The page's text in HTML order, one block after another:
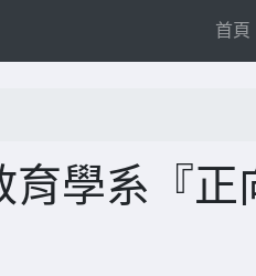
首頁
學系『正